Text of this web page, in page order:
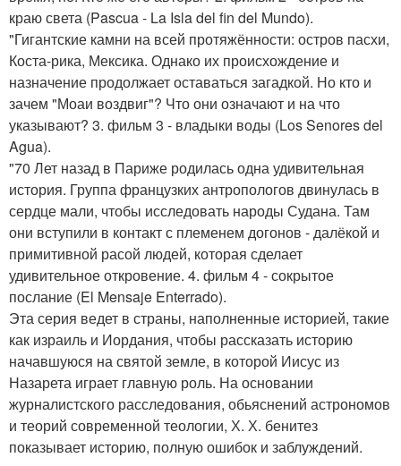
краю света (Pascua - La Isla del fin del Mundo).
"Гигантские камни на всей протяжённости: остров пасхи,
Коста-рика, Мексика. Однако их происхождение и
назначение продолжает оставаться загадкой. Но кто и
зачем "Моаи воздвиг"? Что они означают и на что
указывают? 3. фильм 3 - владыки воды (Los Senores del
Agua).
"70 Лет назад в Париже родилась одна удивительная
история. Группа французких антропологов двинулась в
сердце мали, чтобы исследовать народы Судана. Там
они вступили в контакт с племенем догонов - далёкой и
примитивной расой людей, которая сделает
удивительное откровение. 4. фильм 4 - сокрытое
послание (El Mensaje Enterrado).
Эта серия ведет в страны, наполненные историей, такие
как израиль и Иордания, чтобы рассказать историю
начавшуюся на святой земле, в которой Иисус из
Назарета играет главную роль. На основании
журналистского расследования, обьяснений астрономов
и теорий современной теологии, Х. Х. бенитез
показывает историю, полную ошибок и заблуждений.